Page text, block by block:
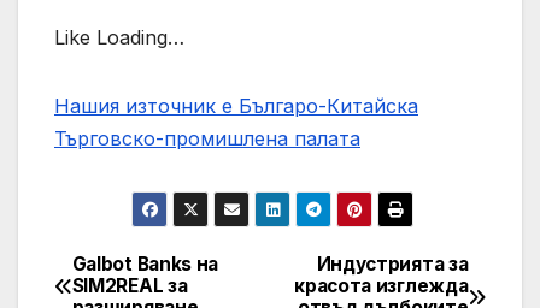
Like Loading…
Нашия източник е Българо-Китайска
Търговско-промишлена палaта
Post
Индустрията за
красота изглежда
Galbot Banks на
SIM2REAL за